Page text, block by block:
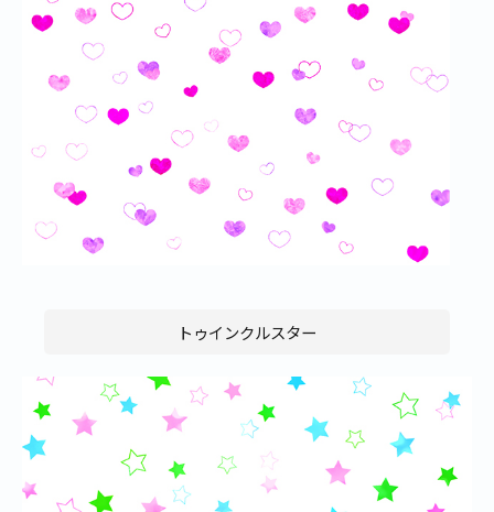
トゥインクルスター